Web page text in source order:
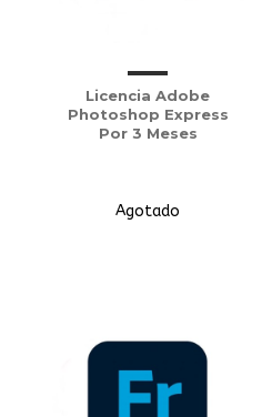
Licencia Adobe
Photoshop Express
Por 3 Meses
Agotado